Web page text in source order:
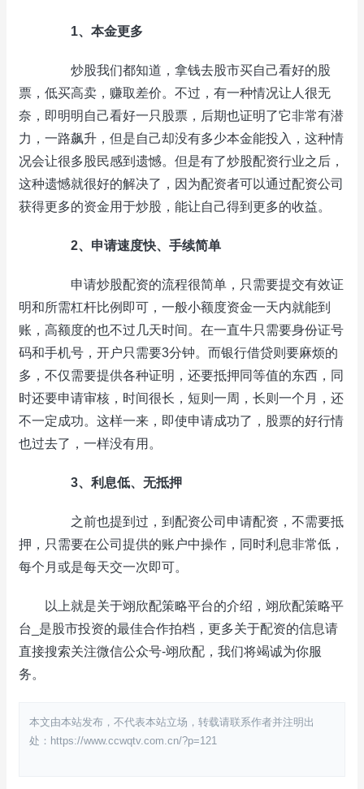
1、本金更多
炒股我们都知道，拿钱去股市买自己看好的股
票，低买高卖，赚取差价。不过，有一种情况让人很无
奈，即明明自己看好一只股票，后期也证明了它非常有潜
力，一路飙升，但是自己却没有多少本金能投入，这种情
况会让很多股民感到遗憾。但是有了炒股配资行业之后，
这种遗憾就很好的解决了，因为配资者可以通过配资公司
获得更多的资金用于炒股，能让自己得到更多的收益。
2、申请速度快、手续简单
申请炒股配资的流程很简单，只需要提交有效证
明和所需杠杆比例即可，一般小额度资金一天内就能到
账，高额度的也不过几天时间。在一直牛只需要身份证号
码和手机号，开户只需要3分钟。而银行借贷则要麻烦的
多，不仅需要提供各种证明，还要抵押同等值的东西，同
时还要申请审核，时间很长，短则一周，长则一个月，还
不一定成功。这样一来，即使申请成功了，股票的好行情
也过去了，一样没有用。
3、利息低、无抵押
之前也提到过，到配资公司申请配资，不需要抵
押，只需要在公司提供的账户中操作，同时利息非常低，
每个月或是每天交一次即可。
以上就是关于翊欣配策略平台的介绍，翊欣配策略平
台_是股市投资的最佳合作拍档，更多关于配资的信息请
直接搜索关注微信公众号-翊欣配，我们将竭诚为你服
务。
本文由本站发布，不代表本站立场，转载请联系作者并注明出
处：https://www.ccwqtv.com.cn/?p=121